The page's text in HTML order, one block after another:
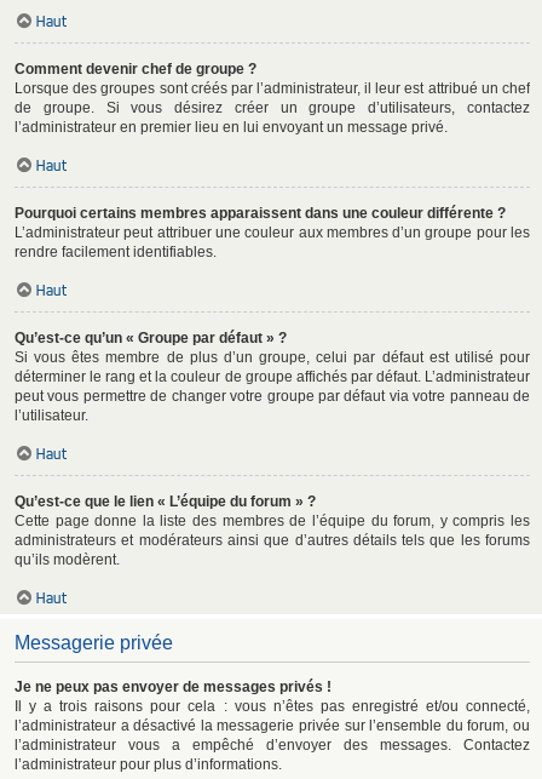
Haut
Comment devenir chef de groupe ?
Lorsque des groupes sont créés par l’administrateur, il leur est attribué un chef
de groupe. Si vous désirez créer un groupe d’utilisateurs, contactez
l’administrateur en premier lieu en lui envoyant un message privé.
Haut
Pourquoi certains membres apparaissent dans une couleur différente ?
L’administrateur peut attribuer une couleur aux membres d’un groupe pour les
rendre facilement identifiables.
Haut
Qu’est-ce qu’un « Groupe par défaut » ?
Si vous êtes membre de plus d’un groupe, celui par défaut est utilisé pour
déterminer le rang et la couleur de groupe affichés par défaut. L’administrateur
peut vous permettre de changer votre groupe par défaut via votre panneau de
l’utilisateur.
Haut
Qu’est-ce que le lien « L’équipe du forum » ?
Cette page donne la liste des membres de l’équipe du forum, y compris les
administrateurs et modérateurs ainsi que d’autres détails tels que les forums
qu’ils modèrent.
Haut
Messagerie privée
Je ne peux pas envoyer de messages privés !
Il y a trois raisons pour cela : vous n’êtes pas enregistré et/ou connecté,
l’administrateur a désactivé la messagerie privée sur l’ensemble du forum, ou
l’administrateur vous a empêché d’envoyer des messages. Contactez
l’administrateur pour plus d’informations.